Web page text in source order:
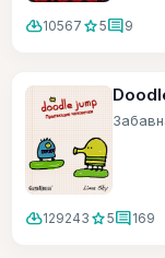
cloud_download10567 star5comment9
cloud_download129243 star5comment169